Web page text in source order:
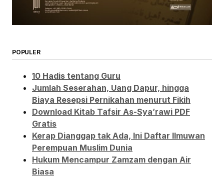
POPULER
10 Hadis tentang Guru
Jumlah Seserahan, Uang Dapur, hingga
Biaya Resepsi Pernikahan menurut Fikih
Download Kitab Tafsir As-Sya’rawi PDF
Gratis
Kerap Dianggap tak Ada, Ini Daftar Ilmuwan
Perempuan Muslim Dunia
Hukum Mencampur Zamzam dengan Air
Biasa